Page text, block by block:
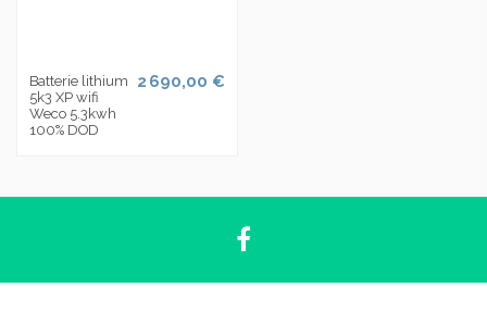
Batterie lithium
5k3 XP wifi
Weco 5.3kwh
100% DOD
2 690,00 €